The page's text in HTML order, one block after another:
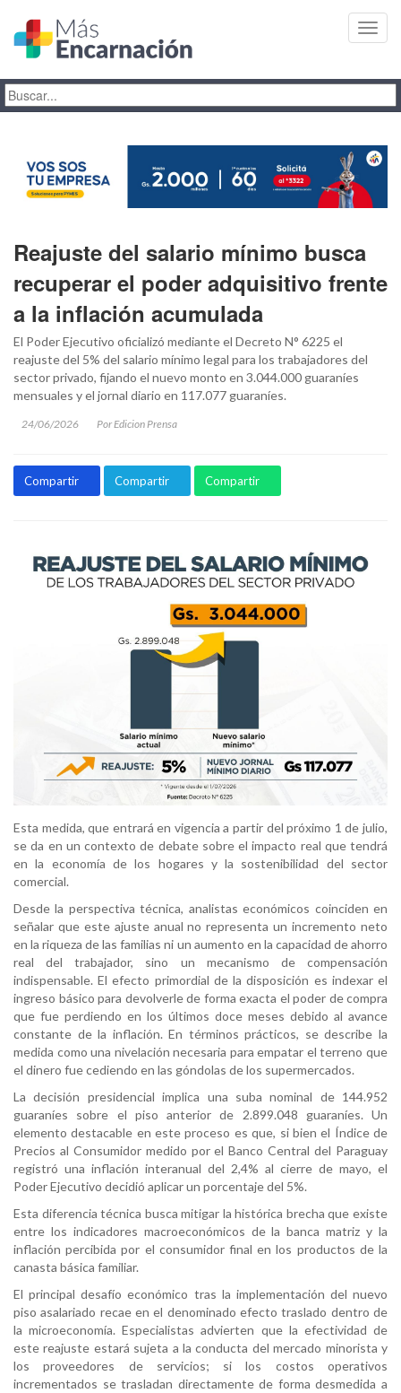
Reajuste del salario mínimo busca
recuperar el poder adquisitivo frente
a la inflación acumulada
El Poder Ejecutivo oficializó mediante el Decreto N° 6225 el
reajuste del 5% del salario mínimo legal para los trabajadores del
sector privado, fijando el nuevo monto en 3.044.000 guaraníes
mensuales y el jornal diario en 117.077 guaraníes.
24/06/2026 Por Edicion Prensa
Compartir Compartir Compartir
Esta medida, que entrará en vigencia a partir del próximo 1 de julio,
se da en un contexto de debate sobre el impacto real que tendrá
en la economía de los hogares y la sostenibilidad del sector
comercial.
Desde la perspectiva técnica, analistas económicos coinciden en
señalar que este ajuste anual no representa un incremento neto
en la riqueza de las familias ni un aumento en la capacidad de ahorro
real del trabajador, sino un mecanismo de compensación
indispensable. El efecto primordial de la disposición es indexar el
ingreso básico para devolverle de forma exacta el poder de compra
que fue perdiendo en los últimos doce meses debido al avance
constante de la inflación. En términos prácticos, se describe la
medida como una nivelación necesaria para empatar el terreno que
el dinero fue cediendo en las góndolas de los supermercados.
La decisión presidencial implica una suba nominal de 144.952
guaraníes sobre el piso anterior de 2.899.048 guaraníes. Un
elemento destacable en este proceso es que, si bien el Índice de
Precios al Consumidor medido por el Banco Central del Paraguay
registró una inflación interanual del 2,4% al cierre de mayo, el
Poder Ejecutivo decidió aplicar un porcentaje del 5%.
Esta diferencia técnica busca mitigar la histórica brecha que existe
entre los indicadores macroeconómicos de la banca matriz y la
inflación percibida por el consumidor final en los productos de la
canasta básica familiar.
El principal desafío económico tras la implementación del nuevo
piso asalariado recae en el denominado efecto traslado dentro de
la microeconomía. Especialistas advierten que la efectividad de
este reajuste estará sujeta a la conducta del mercado minorista y
los proveedores de servicios; si los costos operativos
incrementados se trasladan directamente de forma desmedida a